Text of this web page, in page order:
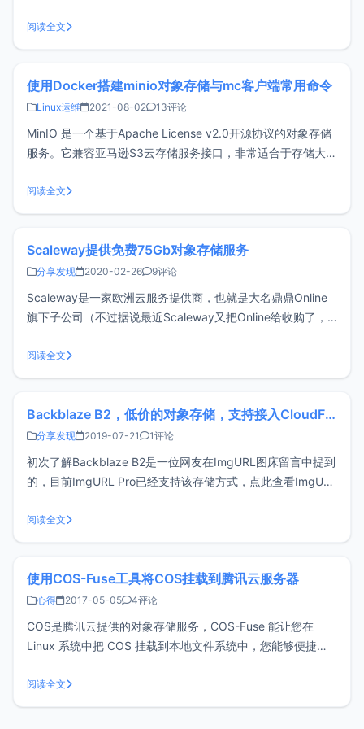
容器/虚拟机镜像等。在之前的一篇文章介绍了《使用Docker
搭建minio对象存储与mc客户端常用命令》，这篇文
阅读全文
使用Docker搭建minio对象存储与mc客户端常用命令
Linux运维 2021-08-02 13评论
MinIO 是一个基于Apache License v2.0开源协议的对象存储
服务。它兼容亚马逊S3云存储服务接口，非常适合于存储大容
容器/虚拟机镜像等，这篇文章分享下使用Docker搭建一个单
磁盘实例的minio对象存储服务。Docker搭建m
阅读全文
Scaleway提供免费75Gb对象存储服务
分享发现 2020-02-26 9评论
Scaleway是一家欧洲云服务提供商，也就是大名鼎鼎Online
旗下子公司（不过据说最近Scaleway又把Online给收购了，
Scaleway也提供对象存储服务，前75G免费使用。注册
ScalewayScaleway账号和Online账号是
阅读全文
Backblaze B2，低价的对象存储，支持接入CloudFlare CDN
分享发现 2019-07-21 1评论
初次了解Backblaze B2是一位网友在ImgURL图床留言中提到
的，目前ImgURL Pro已经支持该存储方式，点此查看ImgURL
助用户完整的备份电脑数据。不过目前已经扩展到保护业务并
为开发人员和IT提供B2云存储，也就是
阅读全文
使用COS-Fuse工具将COS挂载到腾讯云服务器
心得 2017-05-05 4评论
COS是腾讯云提供的对象存储服务，COS-Fuse 能让您在
Linux 系统中把 COS 挂载到本地文件系统中，您能够便捷的
之前分享过的文章《CentOS 6使用OSSFS将阿里云OSS挂载
到ECS》效果相同，此文使用CentOS 7作为演
阅读全文